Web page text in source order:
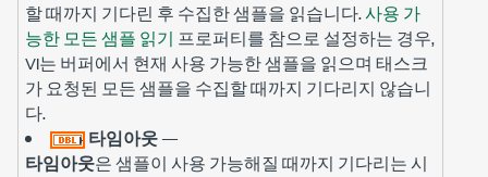
할 때까지 기다린 후 수집한 샘플을 읽습니다.사용 가
능한 모든 샘플 읽기 프로퍼티를 참으로 설정하는 경우,
VI는 버퍼에서 현재 사용 가능한 샘플을 읽으며 태스크
가 요청된 모든 샘플을 수집할 때까지 기다리지 않습니
다.
타임아웃—
타임아웃은 샘플이 사용 가능해질 때까지 기다리는 시